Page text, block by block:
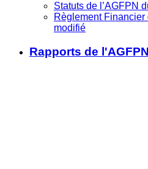
Statuts de l’AGFPN
Règlement Financier
modifié
Rapports de l'AGFPN